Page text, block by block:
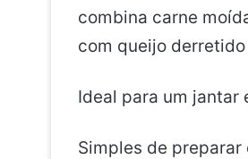
combina carne
com queijo
Ideal para um jantar
Simples de